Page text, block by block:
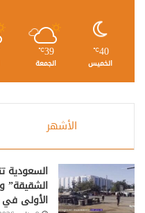
40
℃
الخميس
39
℃
الجمعة
الأشهر
السعودية
الشقيقة”
الأولى في